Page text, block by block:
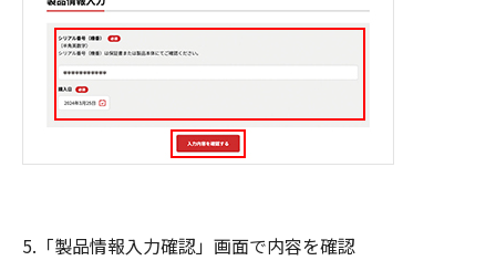
5.「製品情報入力確認」画面で内容を確認